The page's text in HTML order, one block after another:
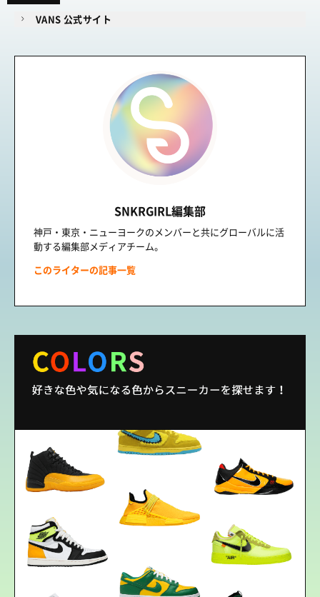
VANS 公式サイト
SNKRGIRL編集部
神戸・東京・ニューヨークのメンバーと共にグローバルに活
動する編集部メディアチーム。
このライターの記事一覧